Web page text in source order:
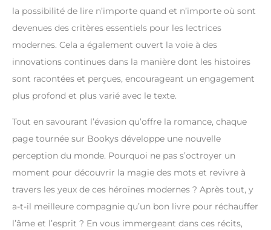
la possibilité de lire n’importe quand et n’importe où sont
devenues des critères essentiels pour les lectrices
modernes. Cela a également ouvert la voie à des
innovations continues dans la manière dont les histoires
sont racontées et perçues, encourageant un engagement
plus profond et plus varié avec le texte.
Tout en savourant l’évasion qu’offre la romance, chaque
page tournée sur Bookys développe une nouvelle
perception du monde. Pourquoi ne pas s’octroyer un
moment pour découvrir la magie des mots et revivre à
travers les yeux de ces héroïnes modernes ? Après tout, y
a-t-il meilleure compagnie qu’un bon livre pour réchauffer
l’âme et l’esprit ? En vous immergeant dans ces récits,